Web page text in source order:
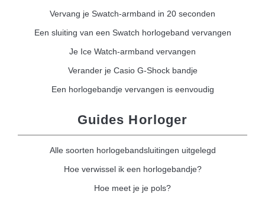
Vervang je Swatch-armband in 20 seconden
Een sluiting van een Swatch horlogeband vervangen
Je Ice Watch-armband vervangen
Verander je Casio G-Shock bandje
Een horlogebandje vervangen is eenvoudig
Guides Horloger
Alle soorten horlogebandsluitingen uitgelegd
Hoe verwissel ik een horlogebandje?
Hoe meet je je pols?